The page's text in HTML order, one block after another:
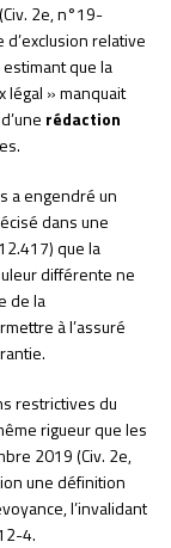
2e, n°19-
relative
estimant que la
légal » manquait
rédaction
a engendré un
dans une
que la
différente ne
de la
à l’assuré
restrictives du
rigueur que les
2019 (Civ. 2e,
une définition
l’invalidant
4.